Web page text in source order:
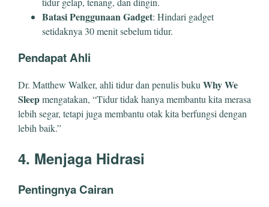
Batasi Penggunaan Gadget: Hindari gadget
setidaknya 30 menit sebelum tidur.
Pendapat Ahli
Dr. Matthew Walker, ahli tidur dan penulis buku Why We
Sleepmengatakan, “Tidur tidak hanya membantu kita merasa
lebih segar, tetapi juga membantu otak kita berfungsi dengan
lebih baik.”
4. Menjaga Hidrasi
Pentingnya Cairan